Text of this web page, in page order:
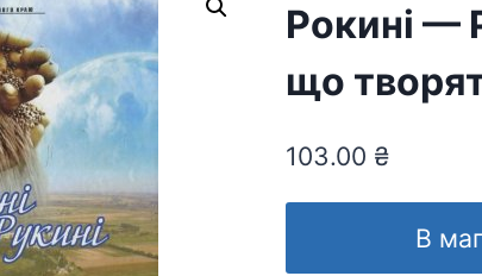
Рокині —
що
103.00 ₴
В